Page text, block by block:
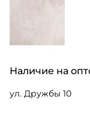
Наличие на
ул. Дружбы 10